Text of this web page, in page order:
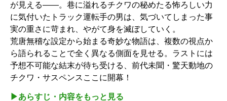
が見える――。巷に溢れるチクワの秘めたる怖ろしい力
に気付いたトラック運転手の男は、気づいてしまった事
実の重さに苛まれ、やがて身を滅ぼしていく。
荒唐無稽な設定から始まる奇妙な物語は、複数の視点か
ら語られることで全く異なる側面を見せる。ラストには
予想不可能な結末が待ち受ける、前代未聞・驚天動地の
チクワ・サスペンスここに開幕！
▶︎あらすじ・内容をもっと見る